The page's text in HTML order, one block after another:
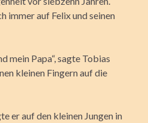
immer auf Felix und seinen
mein Papa“, sagte Tobias
kleinen Fingern auf die
er auf den kleinen Jungen in